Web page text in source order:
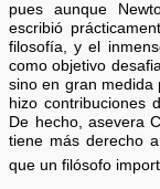
pues aunque
escribió
filosofía, y el
como objetivo
sino en gran medida
hizo contribuciones
De hecho, asevera
tiene más derecho
que un filósofo